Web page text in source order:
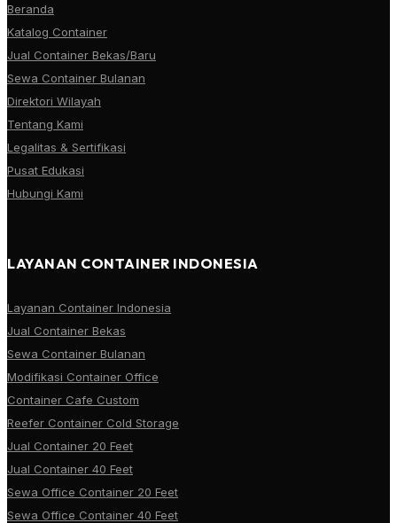
Beranda
Katalog Container
Jual Container Bekas/Baru
Sewa Container Bulanan
Direktori Wilayah
Tentang Kami
Legalitas & Sertifikasi
Pusat Edukasi
Hubungi Kami
LAYANAN CONTAINER INDONESIA
Layanan Container Indonesia
Jual Container Bekas
Sewa Container Bulanan
Modifikasi Container Office
Container Cafe Custom
Reefer Container Cold Storage
Jual Container 20 Feet
Jual Container 40 Feet
Sewa Office Container 20 Feet
Sewa Office Container 40 Feet